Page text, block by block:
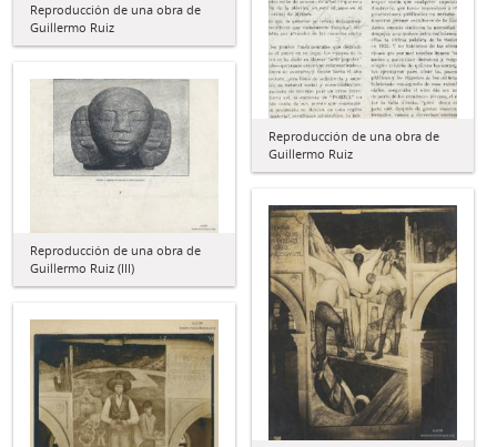
Reproducción de una obra de
Guillermo Ruiz
Reproducción de una obra de
Guillermo Ruiz
Reproducción de una obra de
Guillermo Ruiz (III)